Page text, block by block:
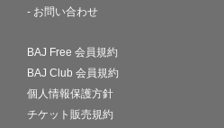
- お問い合わせ
BAJ Free 会員規約
BAJ Club 会員規約
個人情報保護方針
チケット販売規約